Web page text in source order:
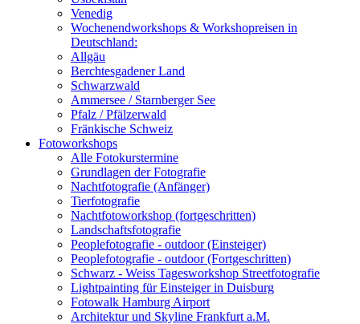
Venedig
Wochenendworkshops & Workshopreisen in
Deutschland:
Allgäu
Berchtesgadener Land
Schwarzwald
Ammersee / Starnberger See
Pfalz / Pfälzerwald
Fränkische Schweiz
Fotoworkshops
Alle Fotokurstermine
Grundlagen der Fotografie
Nachtfotografie (Anfänger)
Tierfotografie
Nachtfotoworkshop (fortgeschritten)
Landschaftsfotografie
Peoplefotografie - outdoor (Einsteiger)
Peoplefotografie - outdoor (Fortgeschritten)
Schwarz - Weiss Tagesworkshop Streetfotografie
Lightpainting für Einsteiger in Duisburg
Fotowalk Hamburg Airport
Architektur und Skyline Frankfurt a.M.